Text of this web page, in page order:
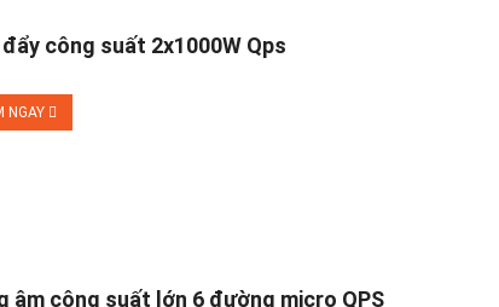
đẩy công suất 2x1000W Qps
NGAY
âm công suất lớn 6 đường micro QPS